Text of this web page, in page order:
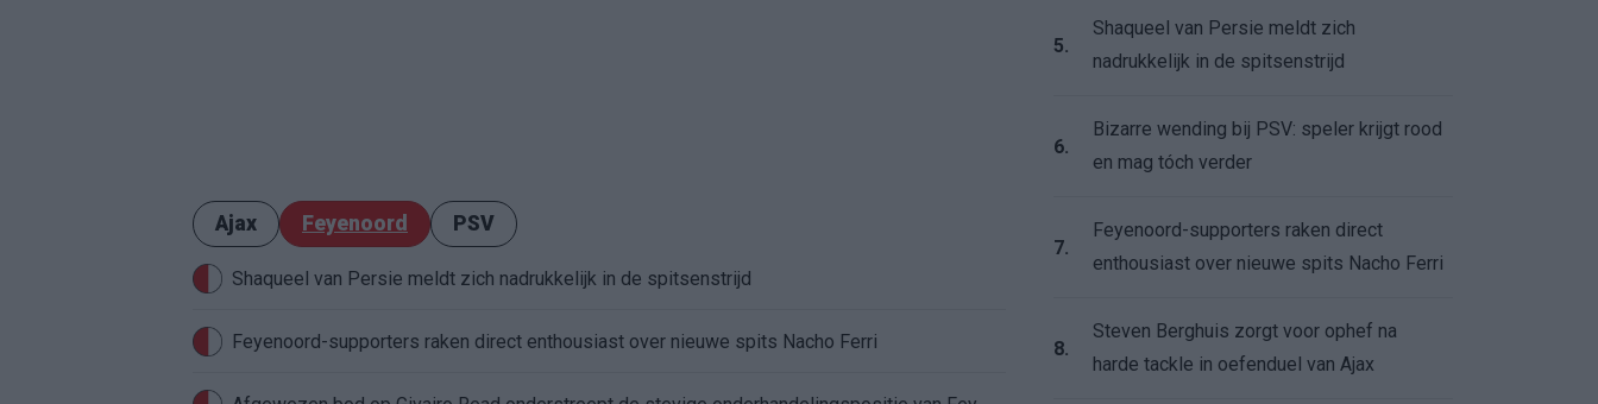
Ajax Feyenoord PSV
Shaqueel van Persie meldt zich nadrukkelijk in de spitsenstrijd
Feyenoord-supporters raken direct enthousiast over nieuwe spits Nacho Ferri
5.
Shaqueel van Persie meldt zich
nadrukkelijk in de spitsenstrijd
6.
Bizarre wending bij PSV: speler krijgt rood
en mag tóch verder
7.
Feyenoord-supporters raken direct
enthousiast over nieuwe spits Nacho Ferri
8.
Steven Berghuis zorgt voor ophef na
harde tackle in oefenduel van Ajax